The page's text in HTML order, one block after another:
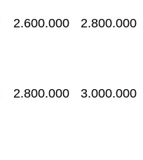
2.600.000 2.800.000
2.800.000 3.000.000